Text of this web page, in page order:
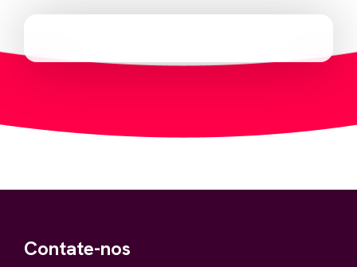
Contate-nos